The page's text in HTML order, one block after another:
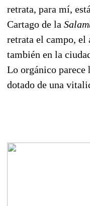
retrata, para mí,
Cartago de la
retrata el campo,
también en la
Lo orgánico parece
dotado de una